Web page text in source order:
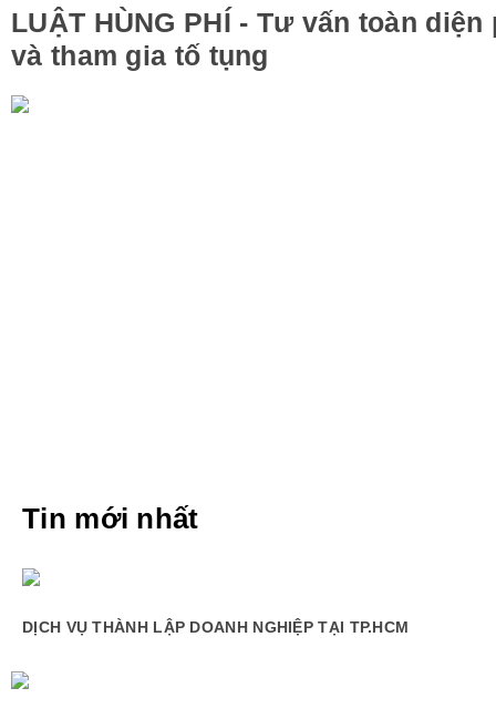
LUẬT HÙNG PHÍ - Tư vấn toàn diện
và tham gia tố tụng
Tin mới nhất
DỊCH VỤ THÀNH LẬP DOANH NGHIỆP TẠI TP.HCM